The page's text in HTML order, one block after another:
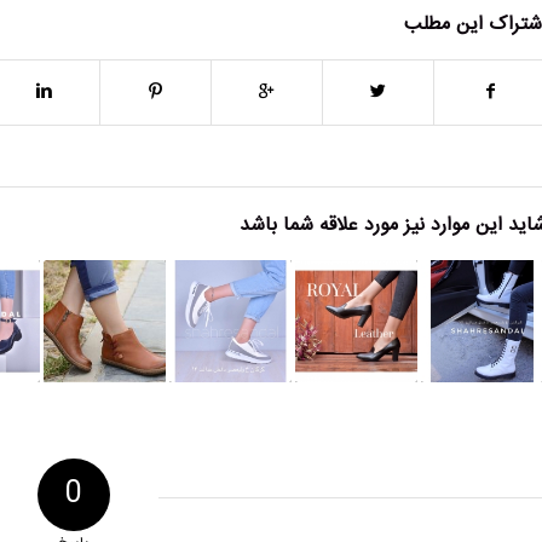
این مطلب
این موارد نیز مورد علاقه شما باشد
0